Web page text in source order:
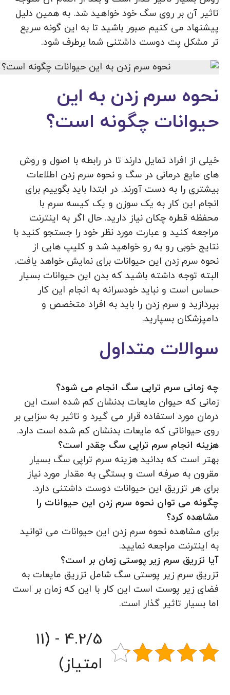
تاثیر آن بر روی سگ خود خواهید شد. به همین دلیل
پیشنهاد می کنیم صبور باشید تا به این گونه سریع
تر مشکل پت دوست داشتنی شما برطرف شود.
نحوه سرم زدن به این
حیوانات چگونه است؟
خیلی از افراد تمایل دارند تا در رابطه با اصول و روش
های مایع درمانی در سگ و نحوه سرم زدن اطلاعات
بیشتری را به دست آورند. در ابتدا باید بگوییم برای
انجام این کار به یک سوزن و یک کیسه سرم با
محفظه قطره چکان نیاز دارید. حال اگر به اینترنت
مراجعه کنید و عبارت مورد نظر خود را جستجو کنید با
نتایج خوبی رو به رو خواهید شد و کلیپ هایی از
نحوه سرم زدن این حیوانات برای نمایش خواهد یافت.
البته توجه داشته باشید که بدن این حیوانات بسیار
حساس است و نباید خودسرانه به انجام این کار
بپردازید و سرم زدن را باید به افراد متخصص و
دامپزشکان بسپارید.
سوالات متداول
چه زمانی سرم تراپی سگ انجام می شود؟
زمانی که حیوان مایعات بدنشان کم شده است این
درمان مورد استفاده قرار می گیرد و تاثیر به سزایی بر
روی حیواناتی که مایعات بدنشان کم شده است دارد.
هزینه انجام سرم تراپی سگ چقدر است؟
بهتر است که بدانید هزینه سرم تراپی سگ بسیار
مقرون به صرفه است و بستگی به مقدار مورد نیاز
برای هر تزریق این حیوانات دوست داشتنی دارد.
چگونه می توان نحوه سرم زدن این حیوانات را
مشاهده کرد؟
برای مشاهده نحوه سرم زدن این حیوانات می توانید
به اینترنت مراجعه نمایید.
آیا تزریق سرم زیر پوستی زمان بر است؟
تزریق سرم زیر پوستی سگ شامل تزریق مایعات به
فضای زیر پوست است این کار با این که زمان بر است
اما بسیار تاثیر گذار است.
4.2/5 - (11
امتیاز)